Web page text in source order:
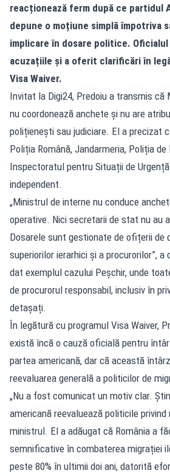
reacționează ferm după ce partidul
depune o moțiune simplă împotriva
implicare în dosare politice.
acuzațiile și a oferit clarificări în
Visa Waiver.
Invitat la Digi24, Predoiu a transmis că
nu coordonează anchete și nu are
polițienești sau judiciare. El a precizat
Poliția Română, Jandarmeria, Poliția
Inspectoratul pentru Situații de
independent.
„Ministrul de interne nu conduce
operative. Nici secretarii de stat nu au
Dosarele sunt gestionate de ofițerii de
superiorilor ierarhici și a procurorilor”,
dat exemplul cazului Peșchir, unde
de procurorul responsabil, inclusiv în
detașați.
În legătură cu programul Visa Waiver,
există încă o cauză oficială pentru
partea americană, dar că această
reevaluarea generală a politicilor de
„Nu a fost comunicat un motiv clar.
americană reevaluează politicile privind
ministrul. El a adăugat că România a
semnificative în combaterea migrației
peste 80% în ultimii doi ani, datorită